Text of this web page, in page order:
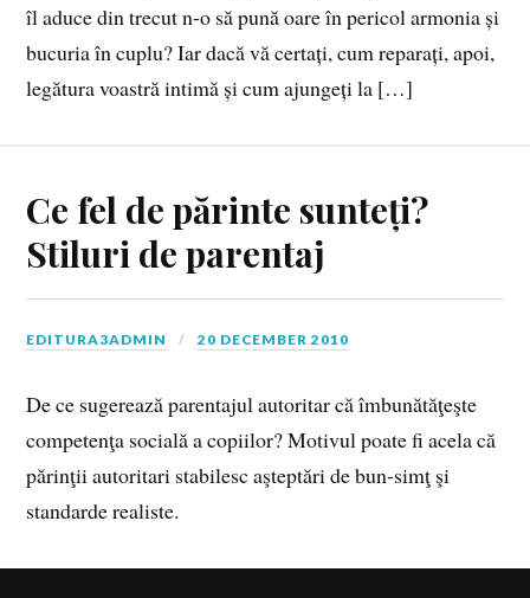
îl aduce din trecut n-o să pună oare în pericol armonia și
bucuria în cuplu? Iar dacă vă certați, cum reparați, apoi,
legătura voastră intimă și cum ajungeți la […]
Ce fel de părinte sunteți?
Stiluri de parentaj
EDITURA3ADMIN 20 DECEMBER 2010
De ce sugerează parentajul autoritar că îmbunătăţeşte
competenţa socială a copiilor? Motivul poate fi acela că
părinţii autoritari stabilesc aşteptări de bun‑simţ şi
standarde realiste.